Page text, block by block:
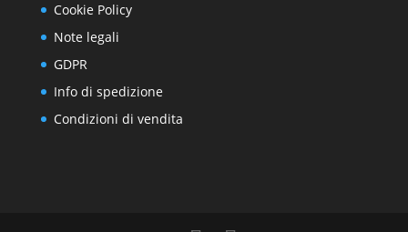
Cookie Policy
Note legali
GDPR
Info di spedizione
Condizioni di vendita